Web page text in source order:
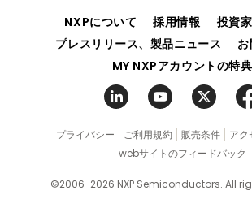
NXPについて 採用情報
投資
プレスリリース、製品ニュース
MY NXPアカウントの特典
プライバシー ご利用規約 販売条件
アク
webサイトのフィードバック
©2006-2026 NXP Semiconductors. All